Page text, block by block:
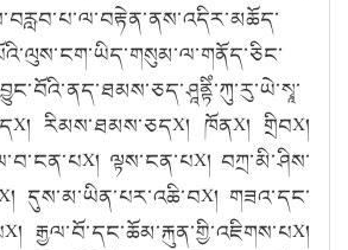
རིམས་ཐམས་ཅདX། ཁོནX། གྲིབX།
ལྟས་ངན་པX། བཀྲ་མི་ཤིས་
དུས་མ་ཡིན་པར་འཆི་བX། གཟའ་དང་
རྒྱལ་བོ་དང་ཆོམ་རྐུན་གྱི་འཇིགས་པX།